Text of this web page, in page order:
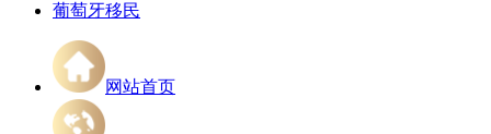
葡萄牙移民
网站首页